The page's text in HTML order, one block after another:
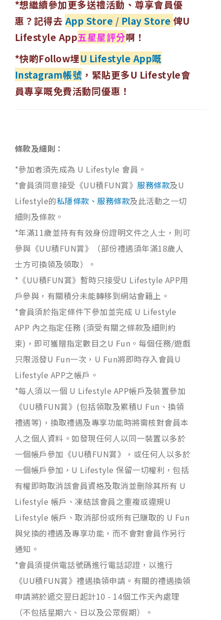
*想繼續參加更多送禮活動、尊享會員優
惠？記得去 App Store / Play Store 俾U
Lifestyle App五星星評分啊！
*快啲Follow埋U Lifestyle App嘅
Instagram帳號 ，緊貼更多U Lifestyle會
員專享嘅免費活動同優惠！
條款及細則：
*參加者須先成為 U Lifestyle 會員。
*會員須同意接受《UU積FUN賞》服務條款及U
Lifestyle的私隱條款、服務條款及此活動之一切
細則及條款。
*年滿11歲並持有有效身份證明文件之人士，則可
參與《UU積FUN賞》（部份禮遇須年滿18歲人
士方可換領及領取）。
*《UU積FUN賞》暫時只接受U Lifestyle APP用
戶參與，有關積分未能轉移到網站會籍上。
*會員須於指定條件下參加並完成 U Lifestyle
APP 內之指定任務 (須受有關之條款及細則約
束)，即可獲贈指定數目之U Fun。每個任務/遊戲
只限派發U Fun一次，U Fun將即時存入會員U
Lifestyle APP之帳戶。
*每人須以一個 U Lifestyle APP帳戶及裝置參加
《UU積FUN賞》(包括領取及累積U Fun、換領
禮遇等)，換取禮遇及專享功能時將需核對會員本
人之個人資料。如發現任何人以同一裝置以多於
一個帳戶參加《UU積FUN賞》，或任何人以多於
一個帳戶參加，U Lifestyle 保留一切權利，包括
有權即時取消該會員資格及取消並刪除其所有 U
Lifestyle 帳戶、凍結該會員之重複或違規U
Lifestyle 帳戶、取消部份或所有已賺取的 U Fun
與兌換的禮遇及專享功能，而不會對會員作另行
通知。
*會員須提供電話號碼進行電話認證，以進行
《UU積FUN賞》禮遇換領申請。有關的禮遇換領
申請將於遞交翌日起計10 - 14個工作天內處理
（不包括星期六、日以及公眾假期）。